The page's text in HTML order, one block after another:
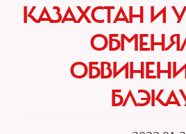
КАЗАХСТАН И